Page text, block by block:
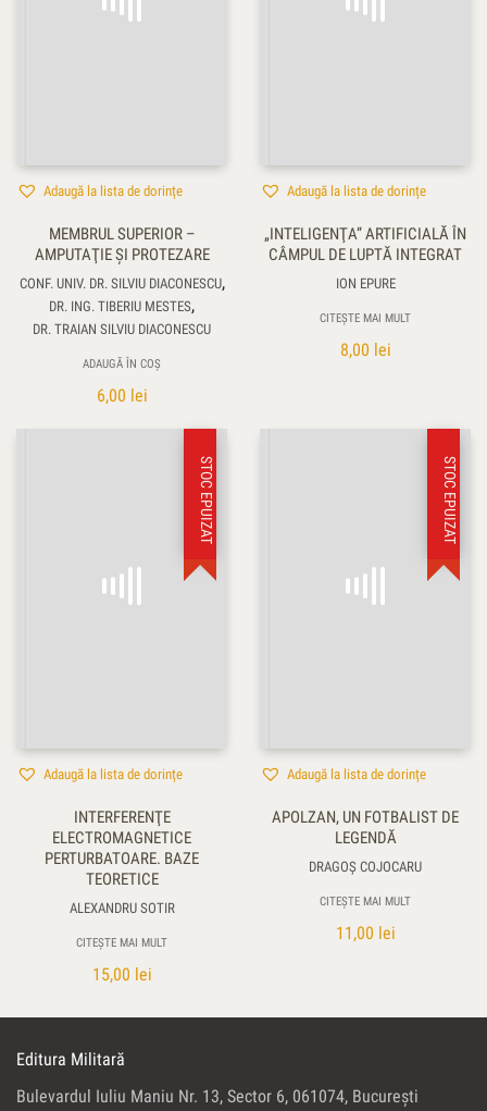
Adaugă la lista de dorințe
MEMBRUL SUPERIOR –
AMPUTAŢIE ŞI PROTEZARE
CONF. UNIV. DR. SILVIU DIACONESCU,
DR. ING. TIBERIU MESTES,
DR. TRAIAN SILVIU DIACONESCU
ADAUGĂ ÎN COȘ
6,00 lei
Adaugă la lista de dorințe
„INTELIGENŢA” ARTIFICIALĂ ÎN
CÂMPUL DE LUPTĂ INTEGRAT
ION EPURE
CITEȘTE MAI MULT
8,00 lei
STOC EPUIZAT
Adaugă la lista de dorințe
INTERFERENŢE
ELECTROMAGNETICE
PERTURBATOARE. BAZE
TEORETICE
ALEXANDRU SOTIR
CITEȘTE MAI MULT
15,00 lei
STOC EPUIZAT
Adaugă la lista de dorințe
APOLZAN, UN FOTBALIST DE
LEGENDĂ
DRAGOŞ COJOCARU
CITEȘTE MAI MULT
11,00 lei
Editura Militară
Bulevardul Iuliu Maniu Nr. 13, Sector 6, 061074, Bucureşti